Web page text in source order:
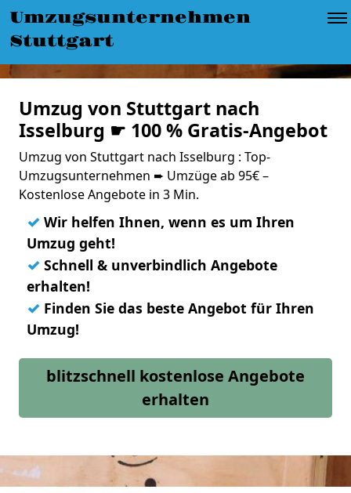
Umzugsunternehmen
Stuttgart
Umzug von Stuttgart nach
Isselburg ☛ 100 % Gratis-Angebot
Umzug von Stuttgart nach Isselburg : Top-
Umzugsunternehmen ➨ Umzüge ab 95€ –
Kostenlose Angebote in 3 Min.
✓ Wir helfen Ihnen, wenn es um Ihren
Umzug geht!
✓ Schnell & unverbindlich Angebote
erhalten!
✓ Finden Sie das beste Angebot für Ihren
Umzug!
blitzschnell kostenlose Angebote
erhalten